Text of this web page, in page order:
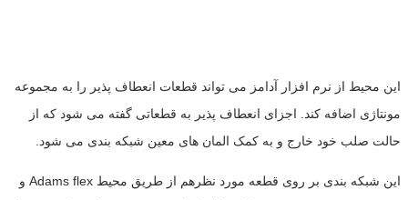
این محیط از نرم افزار آدامز می تواند قطعات انعطاف پذیر را به مجموعه
مونتاژی اضافه کند. اجزای انعطاف پذیر به قطعاتی گفته می شود که از
حالت صلب خود خارج و به کمک المان های معین شبکه بندی می شود.
این شبکه بندی بر روی قطعه مورد نظرهم از طریق محیط Adams flex و